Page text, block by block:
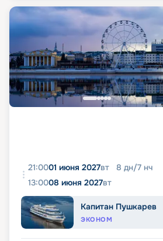
21:0001 июня 2027вт 8 дн/7 нч
13:0008 июня 2027вт
Капитан Пушкарев
ЭКОНОМ